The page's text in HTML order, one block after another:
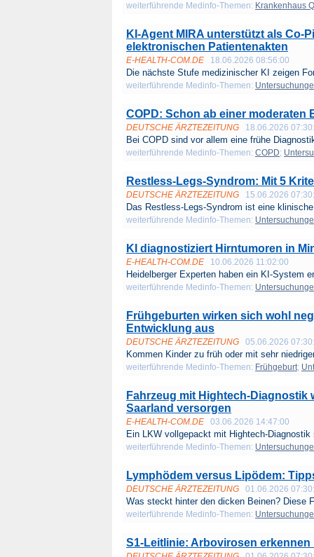
weiterführende Medinfo-Themen: Krankenhaus
KI-Agent MIRA unterstützt als Co-
elektronischen Patientenakten
E-HEALTH-COM.DE 18.06.2026 08:56:00
Die nächste Stufe medizinischer KI zeigen
weiterführende Medinfo-Themen:
COPD: Schon ab einer moderaten
DEUTSCHE ÄRZTEZEITUNG 18.06.2026
Bei COPD sind vor allem eine frühe
weiterführende Medinfo-Themen: COPD;
Restless-Legs-Syndrom: Mit 5
DEUTSCHE ÄRZTEZEITUNG 15.06.2026
Das Restless-Legs-Syndrom ist eine
weiterführende Medinfo-Themen:
KI diagnostiziert Hirntumoren in
E-HEALTH-COM.DE 10.06.2026 11:02:00
Heidelberger Experten haben ein KI-System
weiterführende Medinfo-Themen:
Frühgeburten wirken sich wohl
Entwicklung aus
DEUTSCHE ÄRZTEZEITUNG 05.06.2026
Kommen Kinder zu früh oder mit sehr
weiterführende Medinfo-Themen: Frühgeburt;
Fahrzeug mit Hightech-Diagnostik
Saarland versorgen
E-HEALTH-COM.DE 03.06.2026 14:47:00
Ein LKW vollgepackt mit Hightech-
weiterführende Medinfo-Themen:
Lymphödem versus Lipödem:
DEUTSCHE ÄRZTEZEITUNG 01.06.2026
Was steckt hinter den dicken Beinen? Diese
weiterführende Medinfo-Themen:
S1-Leitlinie: Arbovirosen